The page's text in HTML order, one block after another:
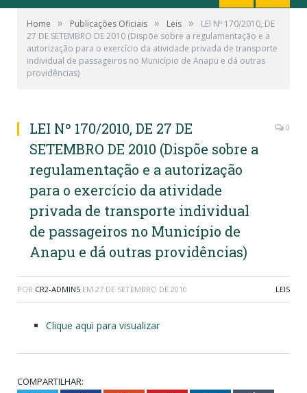
Home » Publicações Oficiais » Leis »
LEI Nº 170/2010, DE
27 DE SETEMBRO DE 2010 (Dispõe sobre a regulamentação e a
autorização para o exercício da atividade privada de transporte
individual de passageiros no Município de Anapu e dá outras
providências)
LEI Nº 170/2010, DE 27 DE
SETEMBRO DE 2010 (Dispõe sobre a
regulamentação e a autorização
para o exercício da atividade
privada de transporte individual
de passageiros no Município de
Anapu e dá outras providências)
0
POR CR2-ADMIN5 EM 27 DE SETEMBRO DE 2010 LEIS
Clique aqui para visualizar
COMPARTILHAR: